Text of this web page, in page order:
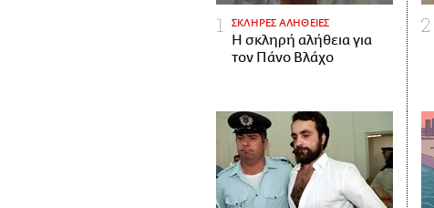
ΣΚΛΗΡΕΣ ΑΛΗΘΕΙΕΣ
H σκληρή αλήθεια για
τον Πάνο Βλάχο